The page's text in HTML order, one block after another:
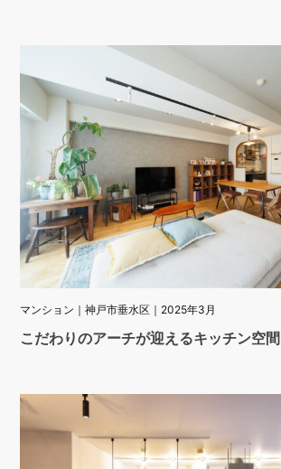
マンション｜神戸市垂水区｜2025年3月
こだわりのアーチが迎えるキッチン空間